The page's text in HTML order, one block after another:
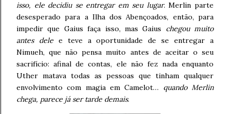
isso, ele decidiu se entregar em seu lugar. Merlin parte
desesperado para a Ilha dos Abençoados, então, para
impedir que Gaius faça isso, mas Gaius chegou muito
antes delee teve a oportunidade de se entregar a
Nimueh, que não pensa muito antes de aceitar o seu
sacrifício: afinal de contas, ele não fez nada enquanto
Uther matava todas as pessoas que tinham qualquer
envolvimento com magia em Camelot… quando Merlin
chega, parece já ser tarde demais.